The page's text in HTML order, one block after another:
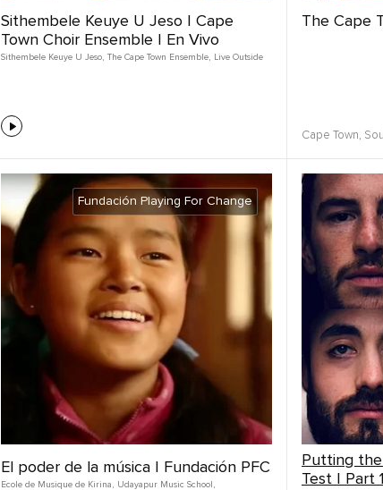
Sithembele Keuye U Jeso | Cape
Town Choir Ensemble | En Vivo
Sithembele Keuye U Jeso, The Cape Town Ensemble, Live Outside
The Cape
Cape Town,
Fundación Playing For Change
El poder de la música | Fundación PFC
Ecole de Musique de Kirina , Udayapur Music School ,
Putting
Test | Part